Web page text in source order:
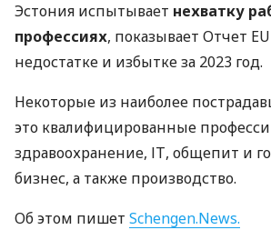
Эстония испытывает нехватку
профессиях, показывает Отчет
недостатке и избытке за 2023 год.
Некоторые из наиболее
это квалифицированные
здравоохранение, ІТ, общепит и
бизнес, а также производство.
Об этом пишет Schengen.News.